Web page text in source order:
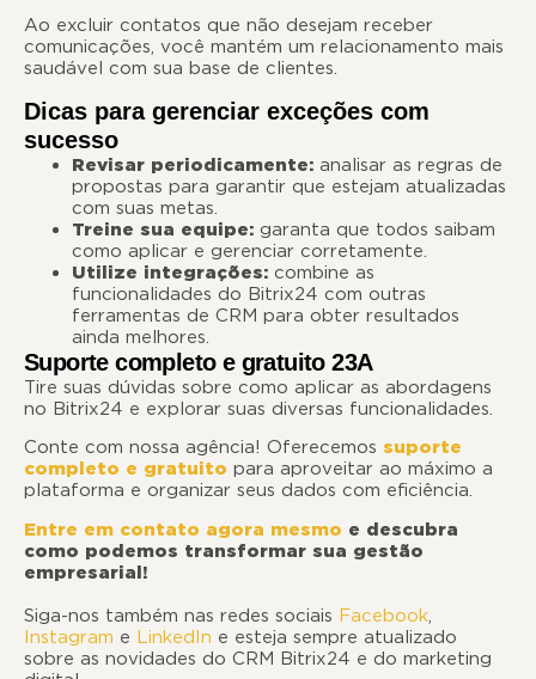
Ao excluir contatos que não desejam receber
comunicações, você mantém um relacionamento mais
saudável com sua base de clientes.
Dicas para gerenciar exceções com
sucesso
Revisar periodicamente: analisar as regras de
propostas para garantir que estejam atualizadas
com suas metas.
Treine sua equipe: garanta que todos saibam
como aplicar e gerenciar corretamente.
Utilize integrações: combine as
funcionalidades do Bitrix24 com outras
ferramentas de CRM para obter resultados
ainda melhores.
Suporte completo e gratuito 23A
Tire suas dúvidas sobre como aplicar as abordagens
no Bitrix24 e explorar suas diversas funcionalidades.
Conte com nossa agência! Oferecemos suporte
completo e gratuito para aproveitar ao máximo a
plataforma e organizar seus dados com eficiência.
Entre em contato agora mesmo e descubra
como podemos transformar sua gestão
empresarial!
Siga-nos também nas redes sociais Facebook
Instagram e LinkedIn e esteja sempre atualizado
sobre as novidades do CRM Bitrix24 e do marketing